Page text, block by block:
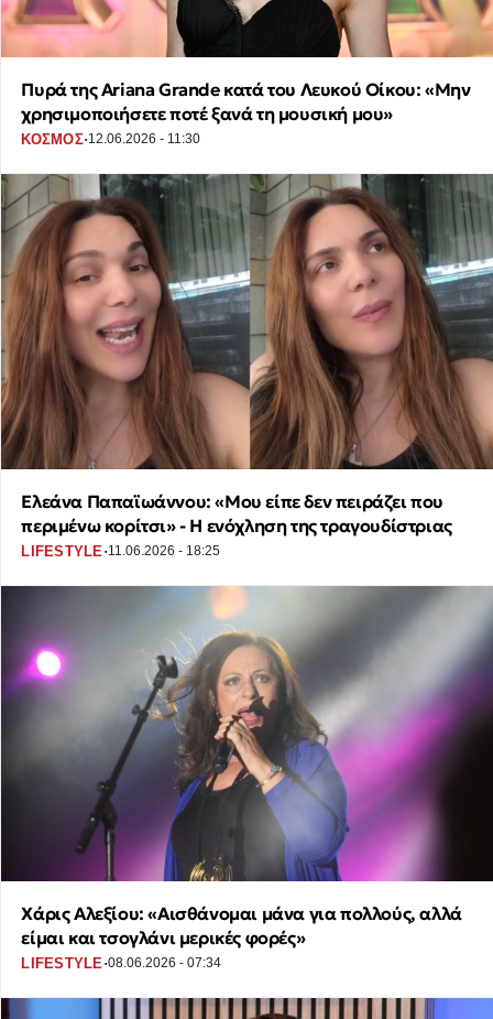
Πυρά της Ariana Grande κατά του Λευκού Οίκου: «Μην
χρησιμοποιήσετε ποτέ ξανά τη μουσική μου»
ΚΟΣΜΟΣ·12.06.2026 - 11:30
Ελεάνα Παπαϊωάννου: «Μου είπε δεν πειράζει που
περιμένω κορίτσι» - Η ενόχληση της τραγουδίστριας
LIFESTYLE ·11.06.2026 - 18:25
Χάρις Αλεξίου: «Αισθάνομαι μάνα για πολλούς, αλλά
είμαι και τσογλάνι μερικές φορές»
LIFESTYLE ·08.06.2026 - 07:34